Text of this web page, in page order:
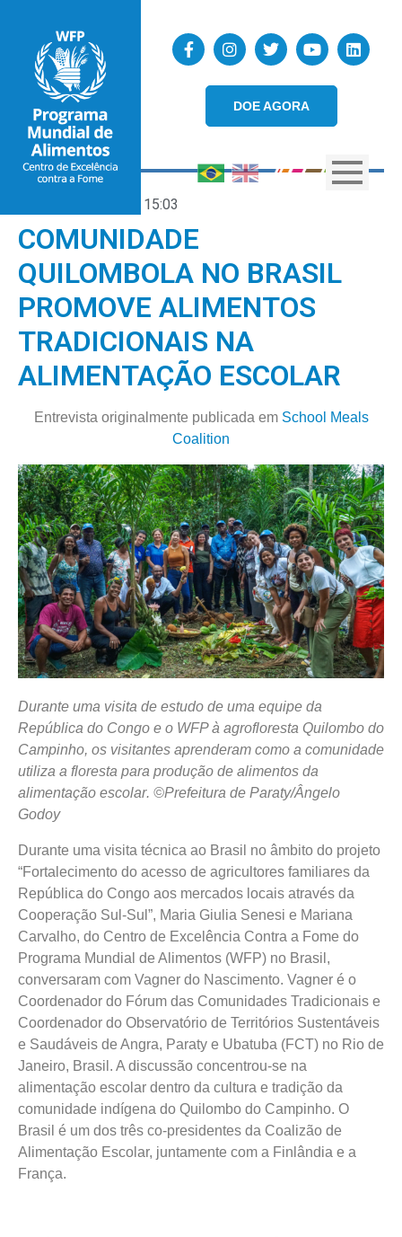
DOE AGORA
15:03
COMUNIDADE
QUILOMBOLA NO BRASIL
PROMOVE ALIMENTOS
TRADICIONAIS NA
ALIMENTAÇÃO ESCOLAR
Entrevista originalmente publicada em School Meals
Coalition
Durante uma visita de estudo de uma equipe da
República do Congo e o WFP à agrofloresta Quilombo do
Campinho, os visitantes ​​aprenderam como a comunidade
utiliza a floresta para produção de alimentos da
alimentação escolar. ©Prefeitura de Paraty/Ângelo
Godoy
Durante uma visita técnica ao Brasil no âmbito do projeto
“Fortalecimento do acesso de agricultores familiares da
República do Congo aos mercados locais através da
Cooperação Sul-Sul”, Maria Giulia Senesi e Mariana
Carvalho, do Centro de Excelência Contra a Fome do
Programa Mundial de Alimentos (WFP) no Brasil,
conversaram com Vagner do Nascimento. Vagner é o
Coordenador do Fórum das Comunidades Tradicionais e
Coordenador do Observatório de Territórios Sustentáveis
e Saudáveis de Angra, Paraty e Ubatuba (FCT) no Rio de
Janeiro, Brasil. A discussão concentrou-se na
alimentação escolar dentro da cultura e tradição da
comunidade indígena do Quilombo do Campinho. O
Brasil é um dos três co-presidentes da Coalizão de
Alimentação Escolar, juntamente com a Finlândia e a
França.